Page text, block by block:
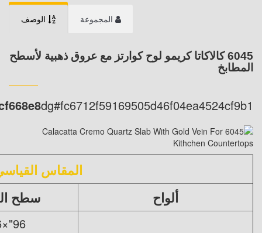
الوصف المجموعة
6045 كالاكاتا كريمو لوح كوارتز مع عروق ذهبية لأسطح
المطابخ
dg#fc6712f59169505d46f04ea4524cf9b1
المقاس
ألواح
سطح
96"×36"